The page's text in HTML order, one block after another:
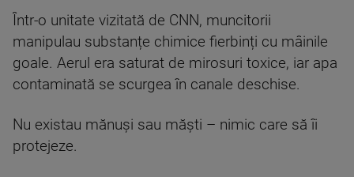
Într-o unitate vizitată de CNN, muncitorii
manipulau substanțe chimice fierbinți cu mâinile
goale. Aerul era saturat de mirosuri toxice, iar apa
contaminată se scurgea în canale deschise.
Nu existau mănuși sau măști – nimic care să îi
protejeze.